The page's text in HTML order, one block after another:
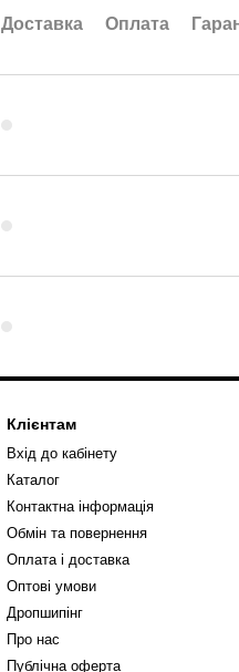
Доставка
Оплата
Клієнтам
Вхід до кабінету
Каталог
Контактна інформація
Обмін та повернення
Оплата і доставка
Оптові умови
Дропшипінг
Про нас
Публічна оферта